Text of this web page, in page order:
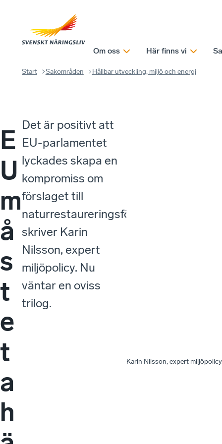
Om oss Här finns vi
Start Sakområden Hållbar utveckling, miljö och energi
E
U
m
å
s
t
e
t
a
h
Det är positivt att
EU-parlamentet
lyckades skapa en
kompromiss om
förslaget till
naturrestaureringsförordning,
skriver Karin
Nilsson, expert
miljöpolicy. Nu
väntar en oviss
trilog.
Karin Nilsson, expert